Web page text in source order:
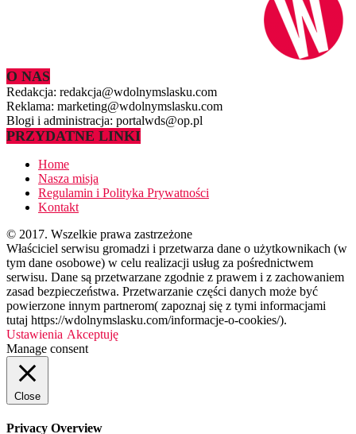
O NAS
Redakcja: redakcja@wdolnymslasku.com
Reklama: marketing@wdolnymslasku.com
Blogi i administracja: portalwds@op.pl
PRZYDATNE LINKI
Home
Nasza misja
Regulamin i Polityka Prywatności
Kontakt
© 2017. Wszelkie prawa zastrzeżone
Właściciel serwisu gromadzi i przetwarza dane o użytkownikach (w
tym dane osobowe) w celu realizacji usług za pośrednictwem
serwisu. Dane są przetwarzane zgodnie z prawem i z zachowaniem
zasad bezpieczeństwa. Przetwarzanie części danych może być
powierzone innym partnerom( zapoznaj się z tymi informacjami
tutaj https://wdolnymslasku.com/informacje-o-cookies/).
Ustawienia Akceptuję
Manage consent
Close
Privacy Overview